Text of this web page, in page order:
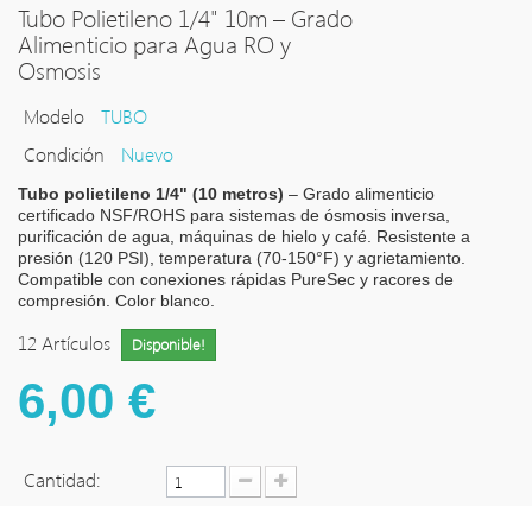
Tubo Polietileno 1/4" 10m – Grado
Alimenticio para Agua RO y
Osmosis
Modelo
TUBO
Condición
Nuevo
Tubo polietileno 1/4" (10 metros) – Grado alimenticio
certificado NSF/ROHS para sistemas de ósmosis inversa,
purificación de agua, máquinas de hielo y café. Resistente a
presión (120 PSI), temperatura (70-150°F) y agrietamiento.
Compatible con conexiones rápidas PureSec y racores de
compresión. Color blanco.
12 Artículos Disponible!
6,00 €
Cantidad: